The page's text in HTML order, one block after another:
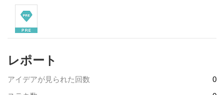
レポート
アイデアが見られた回数
0